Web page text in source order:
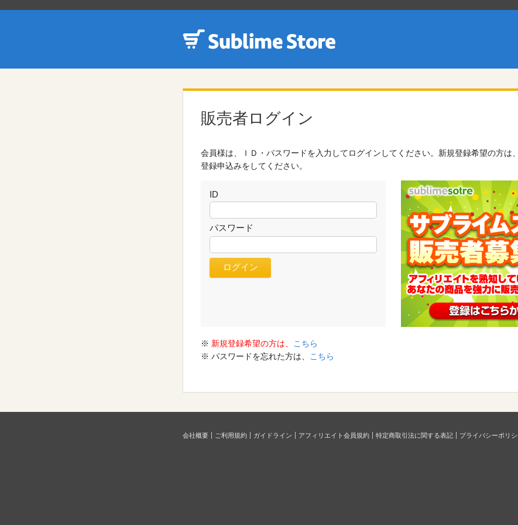
販売者ログイン
会員様は、ＩＤ・パスワードを入力してログインしてください。新規登録希望の方は
登録申込みをしてください。
ID
パスワード
※ 新規登録希望の方は、
こちら
※ パスワードを忘れた方は、
こちら
会社概要 ご利用規約 ガイドライン アフィリエイト会員規約 特定商取引法に関する表記 プライバシーポリシ